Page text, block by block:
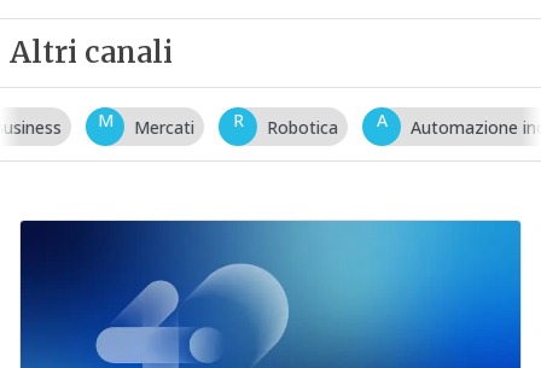
Altri canali
M Mercati R Robotica A Automazione industriale